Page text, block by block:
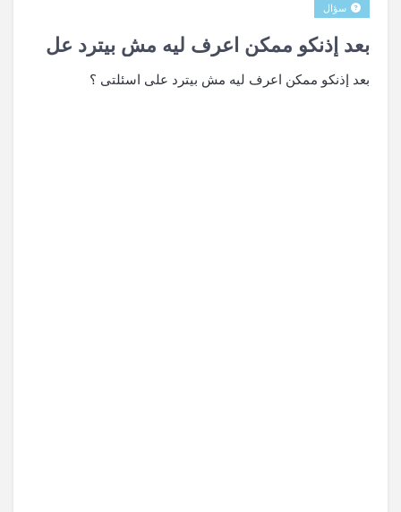
بعد إذنكو ممكن اعرف ليه مش بيترد عل
سؤال
بعد إذنكو ممكن اعرف ليه مش بيترد على اسئلتى ؟